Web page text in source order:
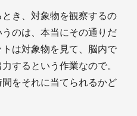
き、対象物を観察するの
のは、本当にその通りだ
は対象物を見て、脳内で
するという作業なので。
をそれに当てられるかど